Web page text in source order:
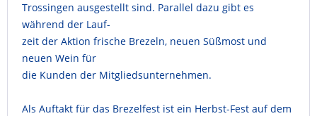
Trossingen ausgestellt sind. Parallel dazu gibt es
während der Lauf-
zeit der Aktion frische Brezeln, neuen Süßmost und
neuen Wein für
die Kunden der Mitgliedsunternehmen.
Als Auftakt für das Brezelfest ist ein Herbst-Fest auf dem